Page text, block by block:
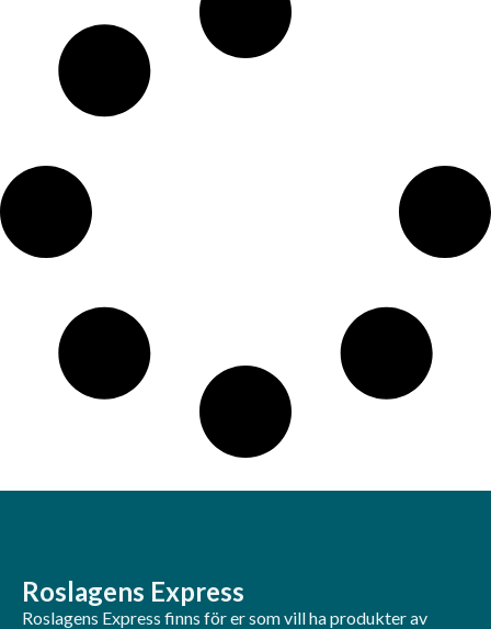
Roslagens Express
Roslagens Express finns för er som vill ha produkter av